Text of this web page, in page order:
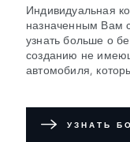
Индивидуальная
назначенным Вам
узнать больше о
созданию не
автомобиля,
УЗНАТЬ